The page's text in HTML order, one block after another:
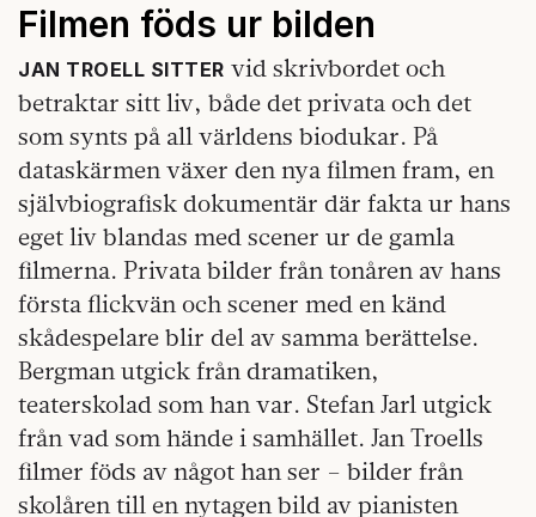
Filmen föds ur bilden
JAN TROELL SITTER vid skrivbordet och
betraktar sitt liv, både det privata och det
som synts på all världens biodukar. På
dataskärmen växer den nya filmen fram, en
självbiografisk dokumentär där fakta ur hans
eget liv blandas med scener ur de gamla
filmerna. Privata bilder från tonåren av hans
första flickvän och scener med en känd
skådespelare blir del av samma berättelse.
Bergman utgick från dramatiken,
teaterskolad som han var. Stefan Jarl utgick
från vad som hände i samhället. Jan Troells
filmer föds av något han ser – bilder från
skolåren till en nytagen bild av pianisten